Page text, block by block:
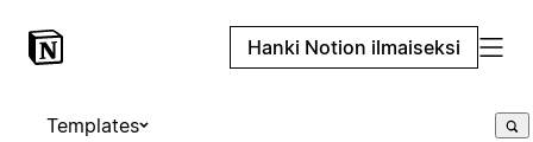
Hanki Notion ilmaiseksi
Templates